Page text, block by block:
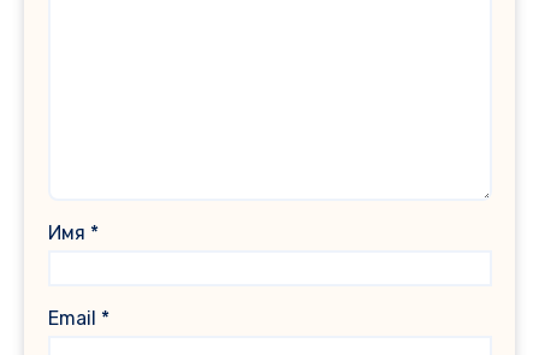
Имя *
Email *